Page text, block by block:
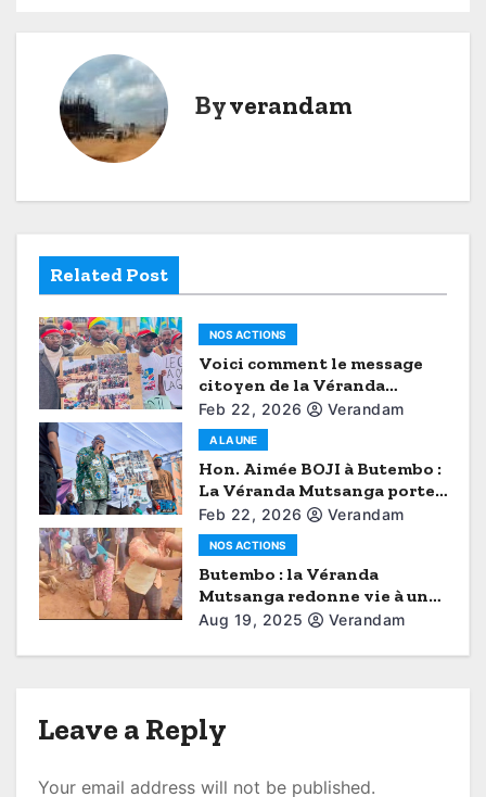
t
i
o
n
Byverandam
Related Post
NOS ACTIONS
Voici comment le message
citoyen de la Véranda
Mutsanga a brisé le
protocole (Aimé Boji à
Butembo)
Feb 22, 2026 Verandam
A LA UNE
Hon. Aimée BOJI à Butembo :
La Véranda Mutsanga porte
la voix du Grand Nord-Kivu
Feb 22, 2026 Verandam
NOS ACTIONS
Butembo : la Véranda
Mutsanga redonne vie à une
route abandonnée
Aug 19, 2025 Verandam
Leave a Reply
Your email address will not be published.